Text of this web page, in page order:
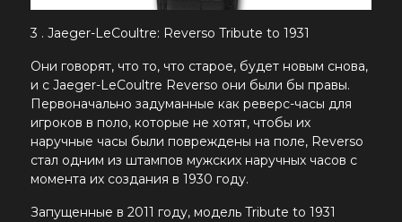
3 . Jaeger-LeCoultre: Reverso Tribute to 1931
Они говорят, что то, что старое, будет новым снова,
и с Jaeger-LeCoultre Reverso они были бы правы.
Первоначально задуманные как реверс-часы для
игроков в поло, которые не хотят, чтобы их
наручные часы были повреждены на поле, Reverso
стал одним из штампов мужских наручных часов с
момента их создания в 1930 году.
Запущенные в 2011 году, модель Tribute to 1931